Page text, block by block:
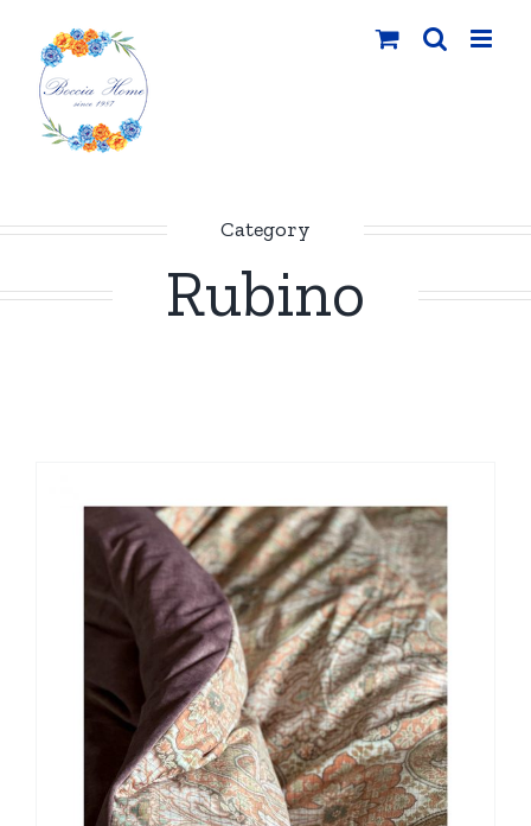
contenuto
Category
Rubino